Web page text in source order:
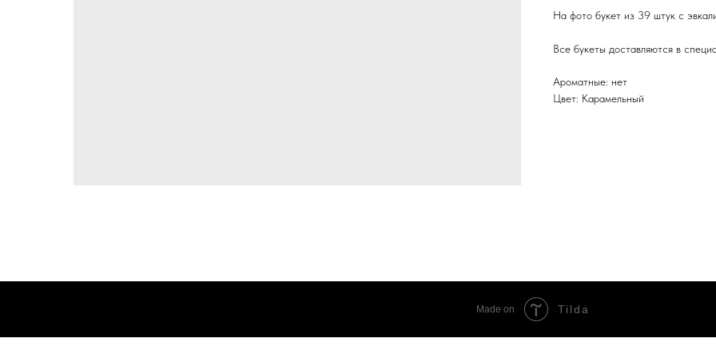
На фото букет из 39 штук с
Все букеты доставляются в
Ароматные: нет
Цвет: Карамельный
Made on Tilda